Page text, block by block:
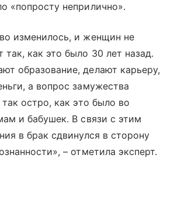
«попросту неприлично».
изменилось, и женщин не
как это было 30 лет назад.
образование, делают карьеру,
а вопрос замужества
так остро, как это было во
и бабушек. В связи с этим
в брак сдвинулся в сторону
– отметила эксперт.